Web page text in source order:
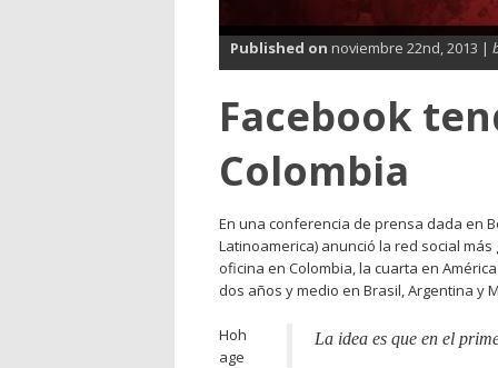
Published on noviembre 22nd, 2013 |
Facebook
Colombia
En una conferencia de prensa dada en
Latinoamerica) anunció la red social
oficina en Colombia, la cuarta en
dos años y medio en Brasil, Argentina y
La idea es que en el
Hoh
age